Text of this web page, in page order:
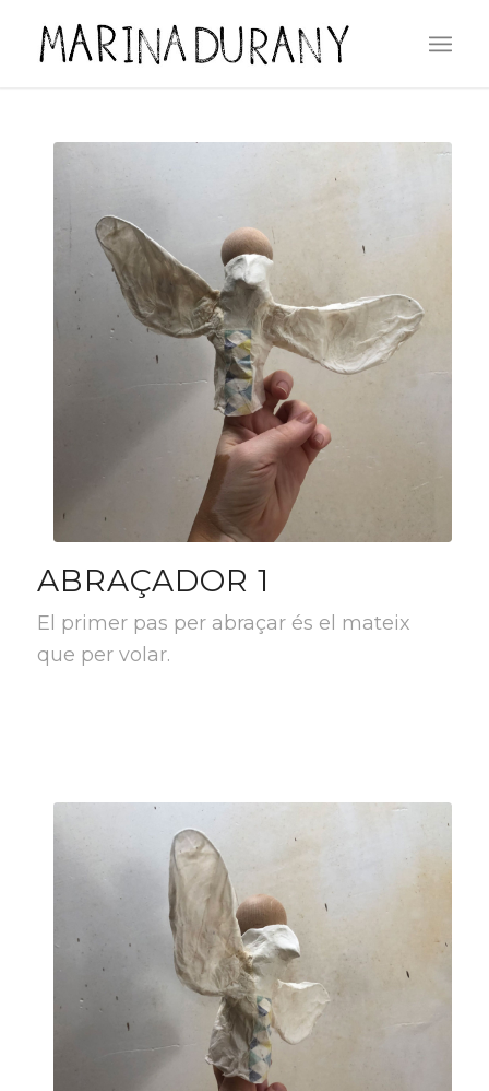
ABRAÇADOR 1
El primer pas per abraçar és el mateix
que per volar.